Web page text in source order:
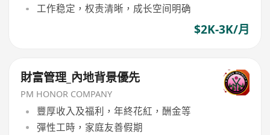
工作稳定，权责清晰，成长空间明确
$2K-3K/月
財富管理_內地背景優先
PM HONOR COMPANY
豐厚收入及福利，年終花紅，酬金等
彈性工時，家庭友善假期